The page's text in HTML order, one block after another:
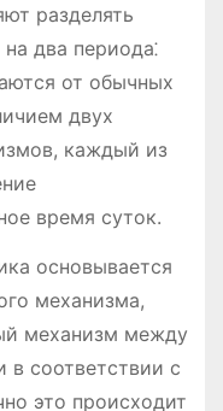
разделять
два периода⁚
от обычных
двух
каждый из
время суток.
основывается
механизма,
механизм между
соответствии с
это происходит